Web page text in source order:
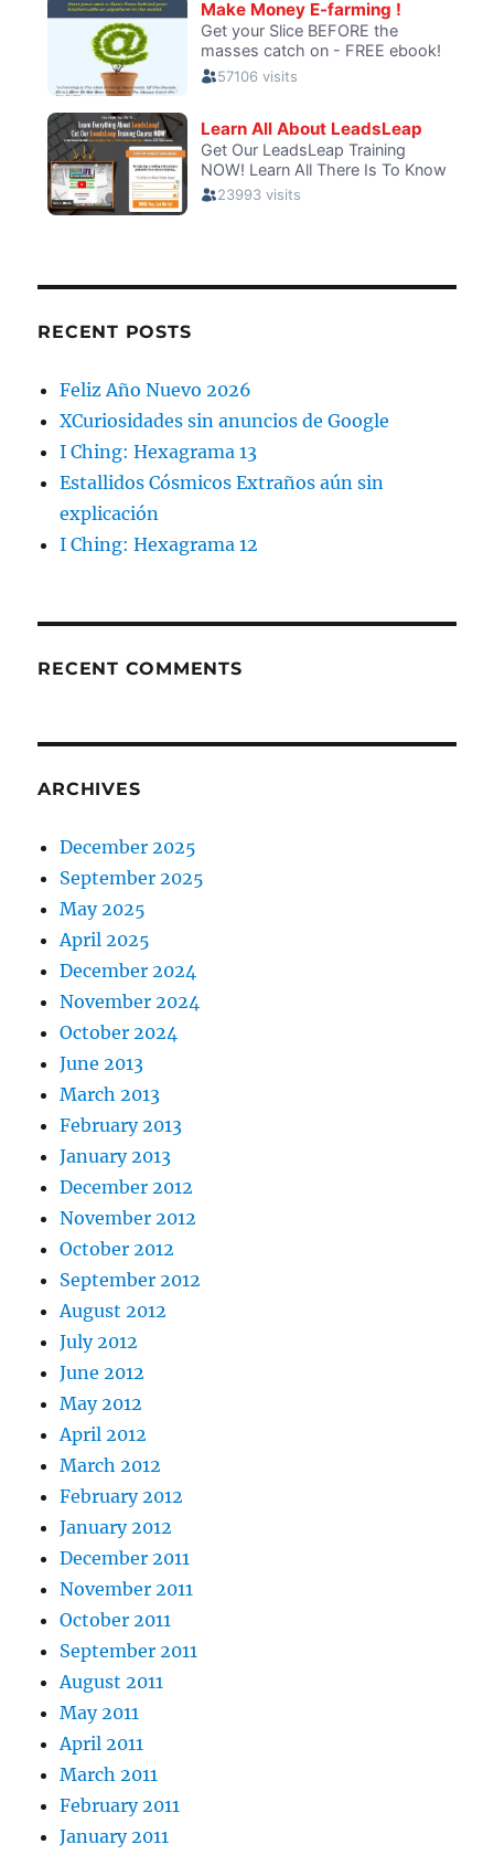
RECENT POSTS
Feliz Año Nuevo 2026
XCuriosidades sin anuncios de Google
I Ching: Hexagrama 13
Estallidos Cósmicos Extraños aún sin
explicación
I Ching: Hexagrama 12
RECENT COMMENTS
ARCHIVES
December 2025
September 2025
May 2025
April 2025
December 2024
November 2024
October 2024
June 2013
March 2013
February 2013
January 2013
December 2012
November 2012
October 2012
September 2012
August 2012
July 2012
June 2012
May 2012
April 2012
March 2012
February 2012
January 2012
December 2011
November 2011
October 2011
September 2011
August 2011
May 2011
April 2011
March 2011
February 2011
January 2011